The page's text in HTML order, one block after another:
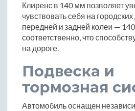
Клиренс в 140 мм позволяет
чувствовать себя на
передней и задней колеи —
соответственно, что
на дороге.
Подвеска и
тормозная
Автомобиль оснащен